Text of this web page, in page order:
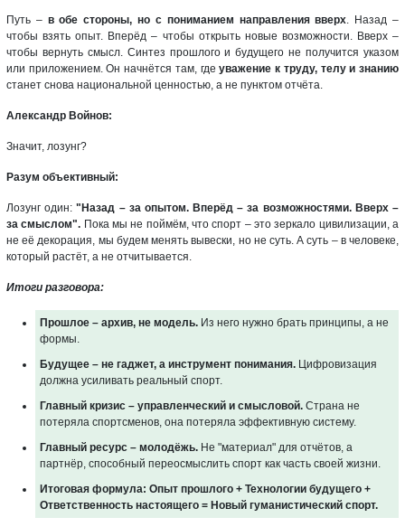
Путь – в обе стороны, но с пониманием направления вверх. Назад –
чтобы взять опыт. Вперёд – чтобы открыть новые возможности. Вверх –
чтобы вернуть смысл. Синтез прошлого и будущего не получится указом
или приложением. Он начнётся там, гдеуважение к труду, телу и знанию
станет снова национальной ценностью, а не пунктом отчёта.
Александр Войнов:
Значит, лозунг?
Разум объективный:
Лозунг один:"Назад – за опытом. Вперёд – за возможностями. Вверх –
за смыслом". Пока мы не поймём, что спорт – это зеркало цивилизации, а
не её декорация, мы будем менять вывески, но не суть. А суть – в человеке,
который растёт, а не отчитывается.
Итоги разговора:
Прошлое – архив, не модель. Из него нужно брать принципы, а не
формы.
Будущее – не гаджет, а инструмент понимания. Цифровизация
должна усиливать реальный спорт.
Главный кризис – управленческий и смысловой. Страна не
потеряла спортсменов, она потеряла эффективную систему.
Главный ресурс – молодёжь. Не "материал" для отчётов, а
партнёр, способный переосмыслить спорт как часть своей жизни.
Итоговая формула: Опыт прошлого + Технологии будущего +
Ответственность настоящего = Новый гуманистический спорт.